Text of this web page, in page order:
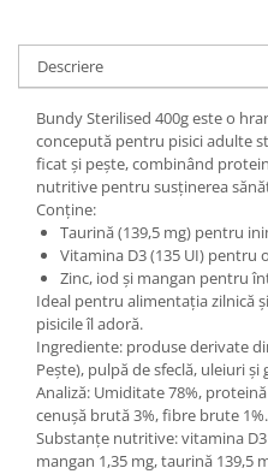
Descriere
Bundy Sterilised 400g este o
concepută pentru pisici adulte
ficat și pește, combinând
nutritive pentru susținerea
Conține:
Taurină (139,5 mg) pentru
Vitamina D3 (135 UI) pentru
Zinc, iod și mangan pentru
Ideal pentru alimentația zilnică
pisicile îl adoră.
Ingrediente: produse derivate
Pește), pulpă de sfeclă, uleiuri și
Analiză: Umiditate 78%,
cenușă brută 3%, fibre brute 1%.
Substanțe nutritive: vitamina D3
mangan 1,35 mg, taurină 139,5